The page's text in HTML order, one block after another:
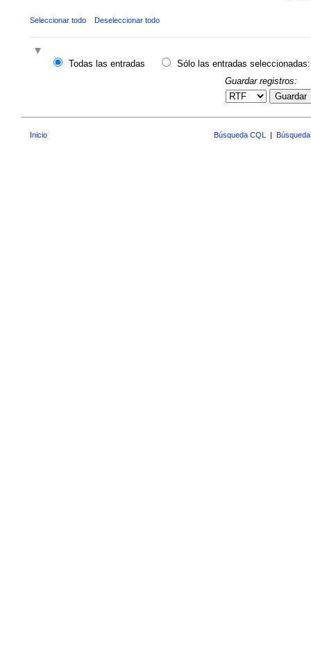
Seleccionar todo Deseleccionar todo
Todas las entradas
Sólo las entradas seleccionadas:
Guardar registros:
Guardar
Inicio Búsqueda CQL